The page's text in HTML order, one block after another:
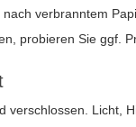
verbranntem
probieren Sie ggf.
verschlossen. Licht,